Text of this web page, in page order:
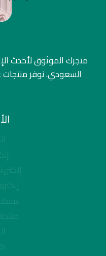
متجرك الموثوق لأحدث
السعودي. نوفر منتجات